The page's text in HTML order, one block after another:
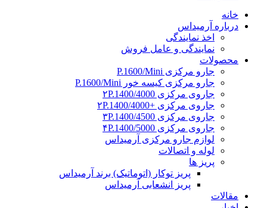
خانه
درباره آرمیداس
اخذ نمایندگی
نمایندگی و عامل فروش
محصولات
جارو مرکزی P.1600/Mini
جارو مرکزی کیسه خور P.1600/Mini
جاروی مرکزی ۲P.1400/4000
جاروی مرکزی +۲P.1400/4000
جاروی مرکزی ۳P.1400/4500
جاروی مرکزی ۴P.1400/5000
لوازم جارو مرکزی آرمیداس
لوله و اتصالات
پریز ها
پریز توکار (اتوماتیک) برند آرمیداس
پریز انشعابی آرمیداس
مقالات